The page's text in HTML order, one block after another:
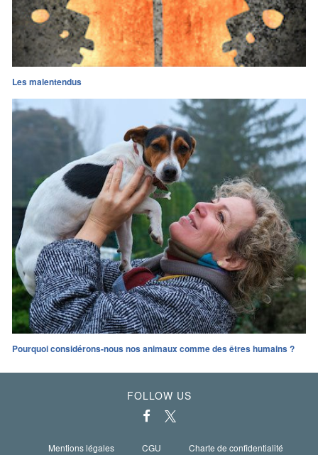
Les malentendus
Pourquoi considérons-nous nos animaux comme des êtres humains ?
FOLLOW US
Mentions légales CGU Charte de confidentialité